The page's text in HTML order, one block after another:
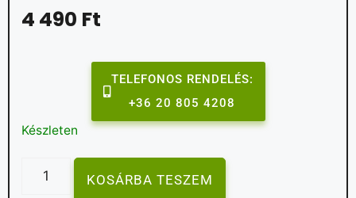
4 490 Ft
TELEFONOS RENDELÉS:
+36 20 805 4208
Készleten
KOSÁRBA TESZEM